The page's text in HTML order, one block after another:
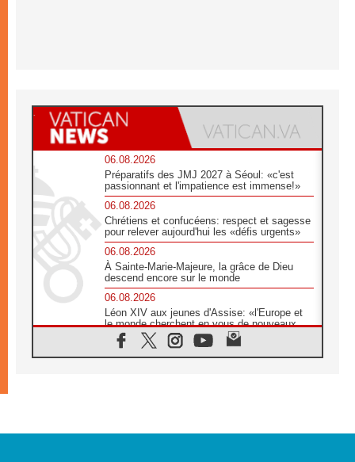
06.08.2026
Préparatifs des JMJ 2027 à Séoul: «c'est
passionnant et l'impatience est immense!»
06.08.2026
Chrétiens et confucéens: respect et sagesse
pour relever aujourd'hui les «défis urgents»
06.08.2026
À Sainte-Marie-Majeure, la grâce de Dieu
descend encore sur le monde
06.08.2026
Léon XIV aux jeunes d'Assise: «l'Europe et
le monde cherchent en vous de nouveaux
saints»
06.08.2026